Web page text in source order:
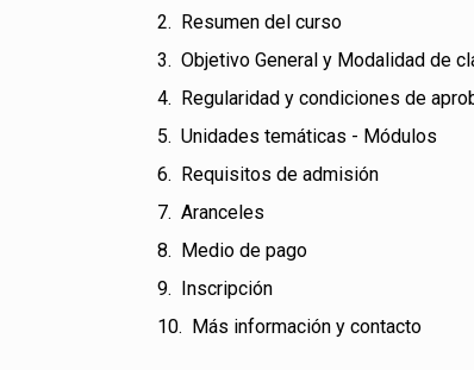
Resumen del curso
Objetivo General y Modalidad de
Regularidad y condiciones de
Unidades temáticas - Módulos
Requisitos de admisión
Aranceles
Medio de pago
Inscripción
Más información y contacto